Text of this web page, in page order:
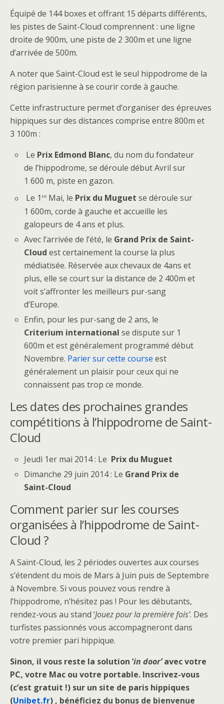
Équipé de 144 boxes et offrant 15 départs différents,
les pistes de Saint-Cloud comprennent : une ligne
droite de 900m, une piste de 2 300m et une ligne
d’arrivée de 500m.
A noter que Saint-Cloud est le seul hippodrome de la
région parisienne à se courir corde à gauche.
Cette infrastructure permet d’organiser des épreuves
hippiques sur des distances comprise entre 800m et
3 100m :
Le Prix Edmond Blanc, du nom du fondateur
de l’hippodrome, se déroule début Avril sur
1 600 m, piste en gazon.
Le 1 er Mai, le Prix du Muguet se déroule sur
1 600m, corde à gauche et accueille les
galopeurs de 4 ans et plus.
Avec l’arrivée de l’été, le Grand Prix de Saint-
Cloud est certainement la course la plus
médiatisée. Réservée aux chevaux de 4ans et
plus, elle se court sur la distance de 2 400m et
voit s’affronter les meilleurs pur-sang
d’Europe.
Enfin, pour les pur-sang de 2 ans, le
Criterium international se dispute sur 1
600m et est généralement programmé début
Novembre. Parier sur cette course est
généralement un plaisir pour ceux qui ne
connaissent pas trop ce monde.
Les dates des prochaines grandes
compétitions à l’hippodrome de Saint-
Cloud
Jeudi 1er mai 2014 : Le Prix du Muguet
Dimanche 29 juin 2014 : Le Grand Prix de
Saint-Cloud
Comment parier sur les courses
organisées à l’hippodrome de Saint-
Cloud ?
A Saint-Cloud, les 2 périodes ouvertes aux courses
s’étendent du mois de Mars à Juin puis de Septembre
à Novembre. Si vous pouvez vous rendre à
l’hippodrome, n’hésitez pas ! Pour les débutants,
rendez-vous au stand ‘Jouez pour la première fois’. Des
turfistes passionnés vous accompagneront dans
votre premier pari hippique.
Sinon, il vous reste la solution ‘in door’avec votre
PC, votre Mac ou votre portable. Inscrivez-vous
(c’est gratuit !) sur un site de paris hippiques
(Unibet.fr) , bénéficiez du bonus de bienvenue